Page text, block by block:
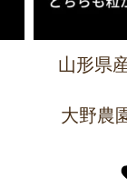
山形県
大野農